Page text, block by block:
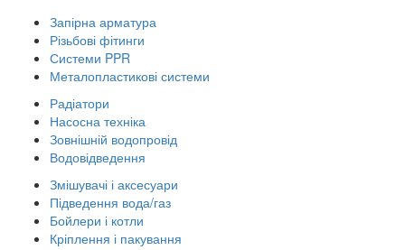
Запірна арматура
Різьбові фітинги
Системи PPR
Металопластикові системи
Радіатори
Насосна техніка
Зовнішній водопровід
Водовідведення
Змішувачі і аксесуари
Підведення вода/газ
Бойлери і котли
Кріплення і пакування